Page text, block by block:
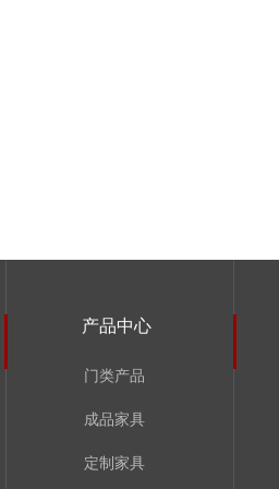
门类产品
成品家具
定制家具
产品中心